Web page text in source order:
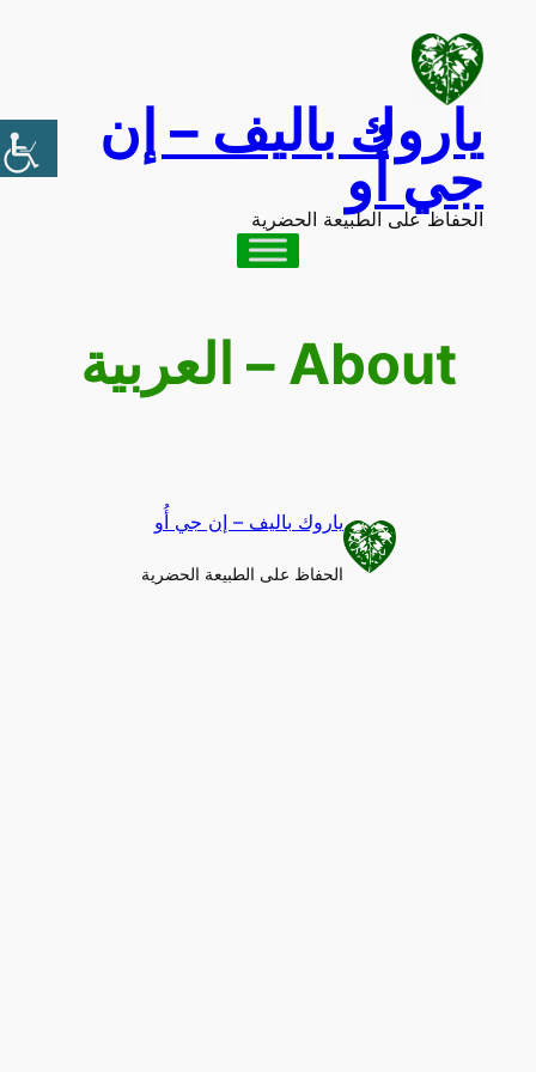
content
ياروك باليف – إن
جي أُو
الحفاظ على الطبيعة الحضرية
About – العربية
ياروك باليف – إن جي أُو
الحفاظ على الطبيعة الحضرية